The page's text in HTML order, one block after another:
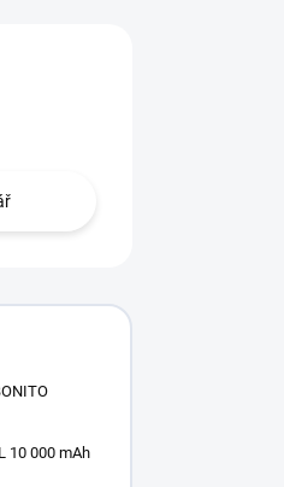
10 000 mAh